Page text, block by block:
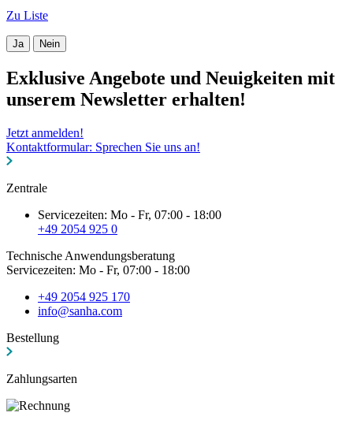
Zu Liste
Ja Nein
Exklusive Angebote und Neuigkeiten mit
unserem Newsletter erhalten!
Jetzt anmelden!
Kontaktformular: Sprechen Sie uns an!
Zentrale
Servicezeiten: Mo - Fr, 07:00 - 18:00
+49 2054 925 0
Technische Anwendungsberatung
Servicezeiten: Mo - Fr, 07:00 - 18:00
+49 2054 925 170
info@sanha.com
Bestellung
Zahlungsarten